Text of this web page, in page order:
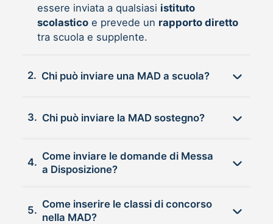
essere inviata a qualsiasi istituto
scolasticoe prevede un rapporto diretto
tra scuola e supplente.
2. Chi può inviare una MAD a scuola?
3. Chi può inviare la MAD sostegno?
4.
Come inviare le domande di Messa
a Disposizione?
5.
Come inserire le classi di concorso
nella MAD?